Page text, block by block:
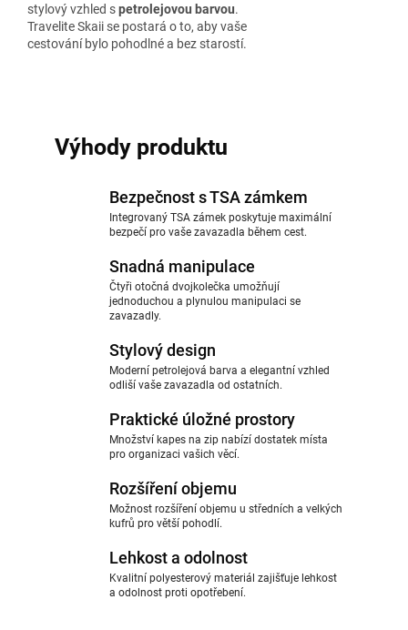
stylový vzhled spetrolejovou barvou.
Travelite Skaii se postará o to, aby vaše
cestování bylo pohodlné a bez starostí.
Výhody produktu
Bezpečnost s TSA zámkem
Integrovaný TSA zámek poskytuje maximální
bezpečí pro vaše zavazadla během cest.
Snadná manipulace
Čtyři otočná dvojkolečka umožňují
jednoduchou a plynulou manipulaci se
zavazadly.
Stylový design
Moderní petrolejová barva a elegantní vzhled
odliší vaše zavazadla od ostatních.
Praktické úložné prostory
Množství kapes na zip nabízí dostatek místa
pro organizaci vašich věcí.
Rozšíření objemu
Možnost rozšíření objemu u středních a velkých
kufrů pro větší pohodlí.
Lehkost a odolnost
Kvalitní polyesterový materiál zajišťuje lehkost
a odolnost proti opotřebení.